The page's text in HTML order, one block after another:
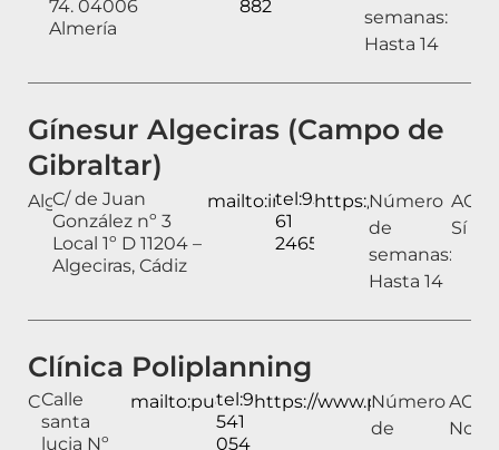
74. 04006
Almería
882
semanas:
Hasta 14
Gínesur Algeciras (Campo de
Gibraltar)
Algeciras
C/ de Juan
González nº 3
Local 1º D 11204 –
Algeciras, Cádiz
mailto:info@ginesur.com
tel:956
61
2465
https://ginesur.com/
Número
de
semanas:
Hasta 14
ACAI:
Sí
Clínica Poliplanning
Cádiz
Calle
santa
lucia Nº
mailto:puerto@poliplanning.com
tel:956
541
054
https://
Número
de
ACAI:
No